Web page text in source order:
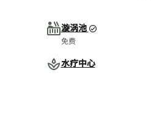
漩涡池
免费
水疗中心